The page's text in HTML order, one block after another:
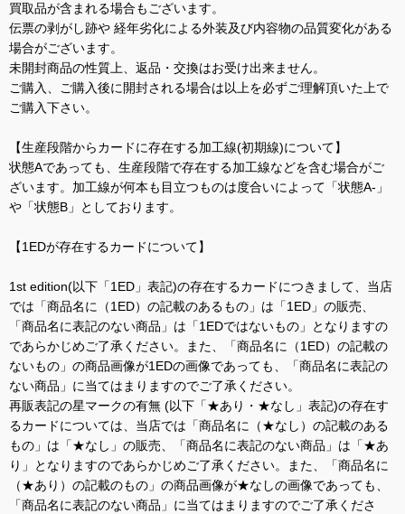
買取品が含まれる場合もございます。
伝票の剥がし跡や 経年劣化による外装及び内容物の品質変化がある
場合がございます。
未開封商品の性質上、返品・交換はお受け出来ません。
ご購入、ご購入後に開封される場合は以上を必ずご理解頂いた上で
ご購入下さい。
【生産段階からカードに存在する加工線(初期線)について】
状態Aであっても、生産段階で存在する加工線などを含む場合がご
ざいます。加工線が何本も目立つものは度合いによって「状態A-」
や「状態B」としております。
【1EDが存在するカードについて】
1st edition(以下「1ED」表記)の存在するカードにつきまして、当店
では「商品名に（1ED）の記載のあるもの」は「1ED」の販売、
「商品名に表記のない商品」は「1EDではないもの」となりますの
であらかじめご了承ください。また、「商品名に（1ED）の記載の
ないもの」の商品画像が1EDの画像であっても、「商品名に表記の
ない商品」に当てはまりますのでご了承ください。
再販表記の星マークの有無 (以下「★あり・★なし」表記)の存在す
るカードについては、当店では「商品名に（★なし）の記載のある
もの」は「★なし」の販売、「商品名に表記のない商品」は「★あ
り」となりますのであらかじめご了承ください。また、「商品名に
（★あり）の記載のもの」の商品画像が★なしの画像であっても、
「商品名に表記のない商品」に当てはまりますのでご了承くださ